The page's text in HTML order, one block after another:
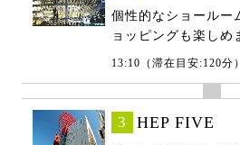
個性的なショールー
ョッピングも楽しめ
13:10（滞在目安:120分）
3 HEP FIVE